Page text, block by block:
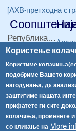
Користење
Користиме
подобриме Вашето
нагодувања, да
заштитиме нашата
прифатете ги сите
колачиња, променете и
со кликање на More
[АХВ-претходна
Република Бугарија ги засили официјалните контроли при увоз на свежо овошје и зеленчук
Високите температури ризик од труење со храна, опасни се и за животните
Водата во Гостивар може да се користи како техничка, продолжува испораката на флаширана вода
Во Гостивар спроведени 70 вонредни контроли
Забраната за водата во Гостивар останува на сила, операторите да користат само технички безбедна вода